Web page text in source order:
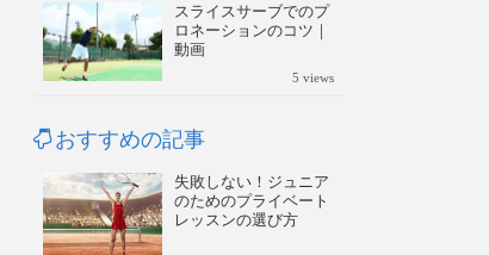
スライスサーブでのプ
ロネーションのコツ｜
動画
5 views
おすすめの記事
失敗しない！ジュニア
のためのプライベート
レッスンの選び方